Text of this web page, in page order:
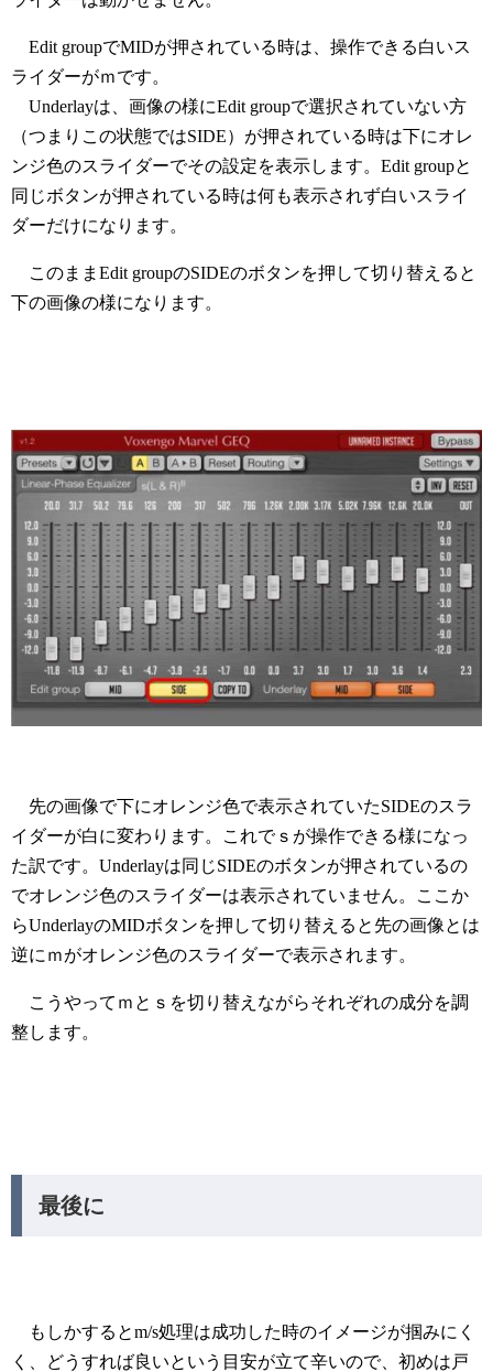
Edit groupでMIDが押されている時は、操作できる白いス
ライダーがｍです。
Underlayは、画像の様にEdit groupで選択されていない方
（つまりこの状態ではSIDE）が押されている時は下にオレ
ンジ色のスライダーでその設定を表示します。Edit groupと
同じボタンが押されている時は何も表示されず白いスライ
ダーだけになります。
このままEdit groupのSIDEのボタンを押して切り替えると
下の画像の様になります。
先の画像で下にオレンジ色で表示されていたSIDEのスラ
イダーが白に変わります。これでｓが操作できる様になっ
た訳です。Underlayは同じSIDEのボタンが押されているの
でオレンジ色のスライダーは表示されていません。ここか
らUnderlayのMIDボタンを押して切り替えると先の画像とは
逆にｍがオレンジ色のスライダーで表示されます。
こうやってｍとｓを切り替えながらそれぞれの成分を調
整します。
最後に
もしかするとm/s処理は成功した時のイメージが掴みにく
く、どうすれば良いという目安が立て辛いので、初めは戸